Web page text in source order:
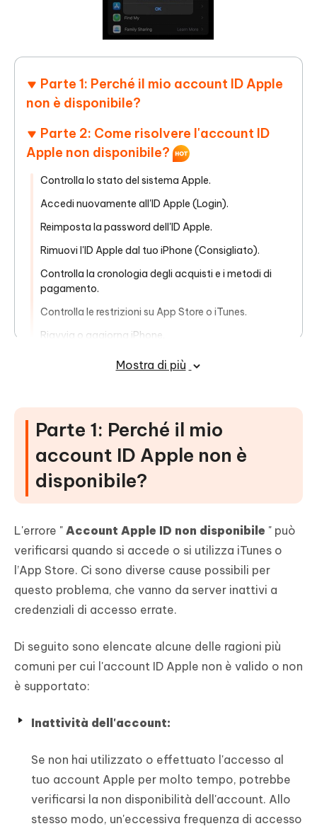
Parte 1: Perché il mio account ID Apple
non è disponibile?
Parte 2: Come risolvere l'account ID
Apple non disponibile?
Controlla lo stato del sistema Apple.
Accedi nuovamente all'ID Apple (Login).
Reimposta la password dell'ID Apple.
Rimuovi l'ID Apple dal tuo iPhone (Consigliato).
Controlla la cronologia degli acquisti e i metodi di
pagamento.
Controlla le restrizioni su App Store o iTunes.
Riavvia o aggiorna iPhone.
Contatta il supporto Apple per assistenza.
Mostra di più
Parte 1: Perché il mio
account ID Apple non è
disponibile?
L'errore " Account Apple ID non disponibile " può
verificarsi quando si accede o si utilizza iTunes o
l’App Store. Ci sono diverse cause possibili per
questo problema, che vanno da server inattivi a
credenziali di accesso errate.
Di seguito sono elencate alcune delle ragioni più
comuni per cui l'account ID Apple non è valido o non
è supportato:
Inattività dell'account:
Se non hai utilizzato o effettuato l'accesso al
tuo account Apple per molto tempo, potrebbe
verificarsi la non disponibilità dell'account. Allo
stesso modo, un'eccessiva frequenza di accesso